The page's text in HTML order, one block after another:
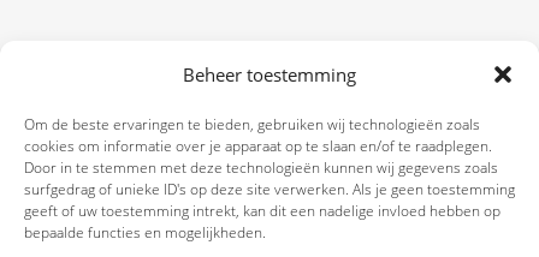
Beheer toestemming
Om de beste ervaringen te bieden, gebruiken wij technologieën zoals
cookies om informatie over je apparaat op te slaan en/of te raadplegen.
Door in te stemmen met deze technologieën kunnen wij gegevens zoals
surfgedrag of unieke ID's op deze site verwerken. Als je geen toestemming
geeft of uw toestemming intrekt, kan dit een nadelige invloed hebben op
bepaalde functies en mogelijkheden.